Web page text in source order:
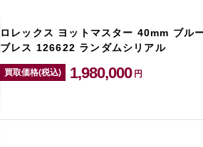
ロレックス ヨットマスター 40mm ブル
ブレス 126622 ランダムシリアル
買取価格(税込) 1,980,000 円